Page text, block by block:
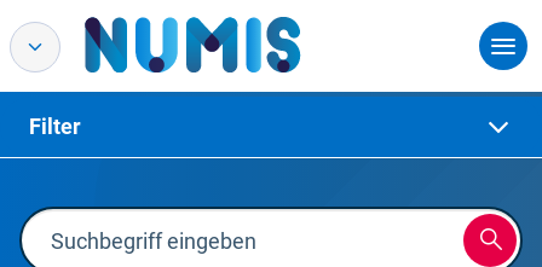
Filter